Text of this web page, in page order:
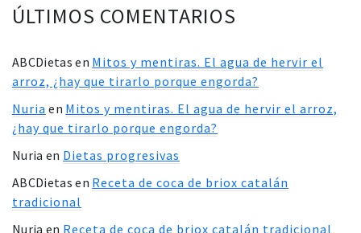
ÚLTIMOS COMENTARIOS
ABCDietas en Mitos y mentiras. El agua de hervir el
arroz, ¿hay que tirarlo porque engorda?
Nuria en Mitos y mentiras. El agua de hervir el arroz,
¿hay que tirarlo porque engorda?
Nuria en Dietas progresivas
ABCDietas en Receta de coca de briox catalán
tradicional
Nuria en Receta de coca de briox catalán tradicional